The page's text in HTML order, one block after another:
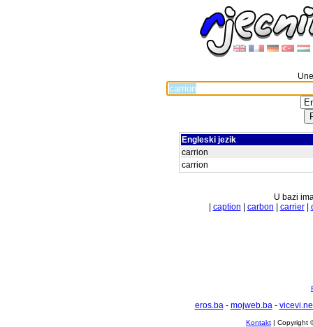
Engleski jezik
carrion
carrion
U bazi
caption carbon carrier|
eros.ba- mojweb.ba-
Kontakt | Copyright